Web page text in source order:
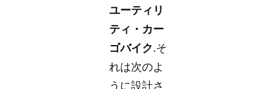
ユーティリ
ティ・カー
ゴバイク.そ
れは次のよ
うに設計さ